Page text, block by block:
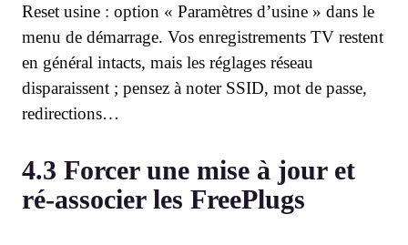
Reset usine : option « Paramètres d’usine » dans le
menu de démarrage. Vos enregistrements TV restent
en général intacts, mais les réglages réseau
disparaissent ; pensez à noter SSID, mot de passe,
redirections…
4.3 Forcer une mise à jour et
ré-associer les FreePlugs